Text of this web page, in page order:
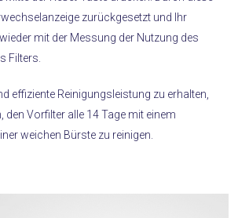
zurückgesetzt und Ihr
mit der Messung der Nutzung des
Filters.
effiziente Reinigungsleistung zu erhalten,
den Vorfilter alle 14 Tage mit einem
weichen Bürste zu reinigen.